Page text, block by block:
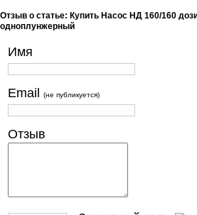
Отзыв о статье: Купить Насос НД 160/160
одноплунжерный
Имя
Email (не публикуется)
Отзыв